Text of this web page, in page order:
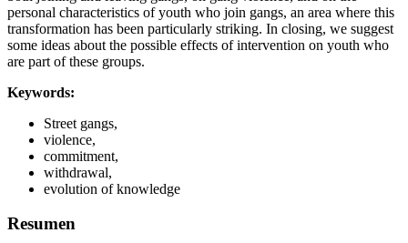
personal characteristics of youth who join gangs, an area where this
transformation has been particularly striking. In closing, we suggest
some ideas about the possible effects of intervention on youth who
are part of these groups.
Keywords:
Street gangs,
violence,
commitment,
withdrawal,
evolution of knowledge
Resumen